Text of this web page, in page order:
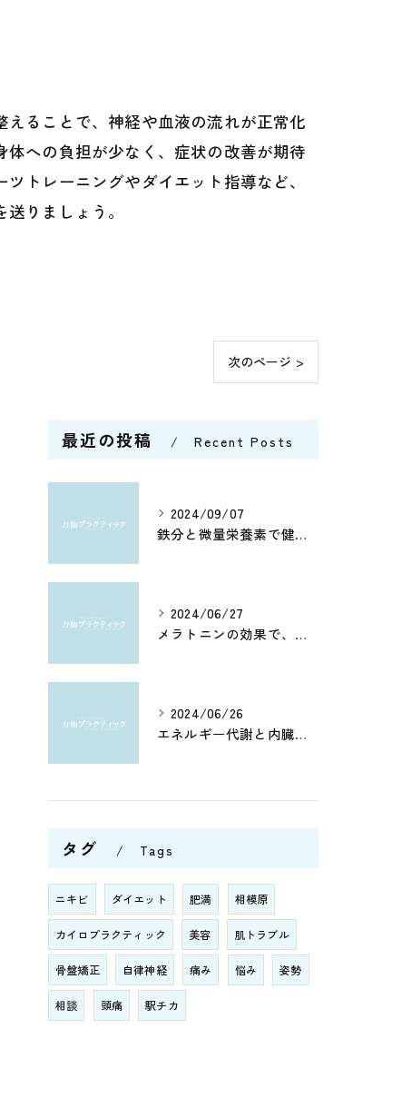
ることで、神経や血液の流れが正常化
への負担が少なく、症状の改善が期待
トレーニングやダイエット指導など、
りましょう。
次のページ >
最近の投稿 Recent Posts
2024/09/07
鉄分と微量栄養素で健康管理
2024/06/27
メラトニンの効果で、よく眠れてホルモン分泌もアップ！カルシウムとアミノ酸で健康脳を維持しよう
2024/06/26
エネルギー代謝と内臓機能を改善！筋肉の活性化と骨盤調整がもたらす健康への効果とは？
タグ Tags
ニキビ ダイエット 肥満 相模原
カイロプラクティック 美容 肌トラブル
骨盤矯正 自律神経 痛み 悩み 姿勢
相談 頭痛 駅チカ